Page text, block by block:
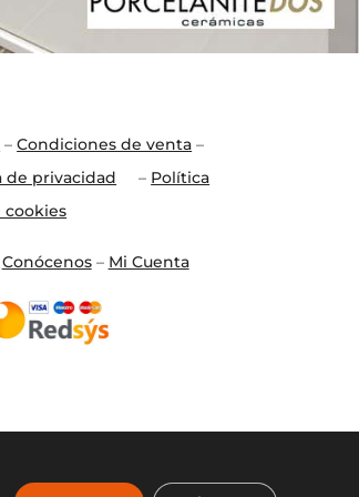
–Condiciones de venta –
de privacidad – Política
cookies
Conócenos– Mi Cuenta